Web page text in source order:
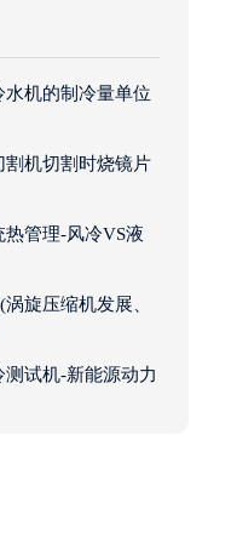
机的制冷量单位
机切割时烧镜片
管理-风冷VS液
旋压缩机发展、
试机-新能源动力